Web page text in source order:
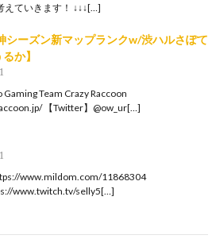
えていきます！ ↓↓↓[…]
シーズン新マップランクw/渋ハルさぽて
か】
Gaming Team Crazy Raccoon
【Twitter】@ow_ur[…]
www.mildom.com/11868304​
www.twitch.tv/selly5[…]